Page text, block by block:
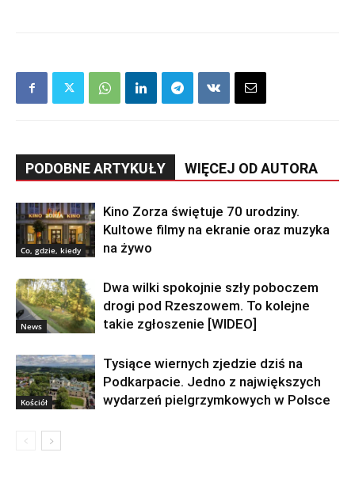
PODOBNE ARTYKUŁY WIĘCEJ OD AUTORA
Co, gdzie, kiedy
Kino Zorza świętuje 70 urodziny.
Kultowe filmy na ekranie oraz muzyka
na żywo
News
Dwa wilki spokojnie szły poboczem
drogi pod Rzeszowem. To kolejne
takie zgłoszenie [WIDEO]
Kościół
Tysiące wiernych zjedzie dziś na
Podkarpacie. Jedno z największych
wydarzeń pielgrzymkowych w Polsce